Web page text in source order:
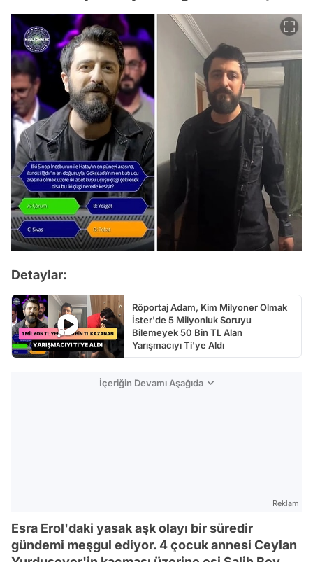
Detaylar:
Röportaj Adam, Kim Milyoner Olmak
İster'de 5 Milyonluk Soruyu
Bilemeyek 50 Bin TL Alan
Yarışmacıyı Ti'ye Aldı
İçeriğin Devamı Aşağıda
Reklam
Esra Erol'daki yasak aşk olayı bir süredir
gündemi meşgul ediyor. 4 çocuk annesi Ceylan